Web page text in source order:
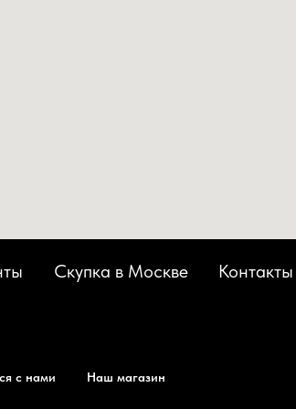
Контакты
Скупка в Москве
с нами Наш магазин